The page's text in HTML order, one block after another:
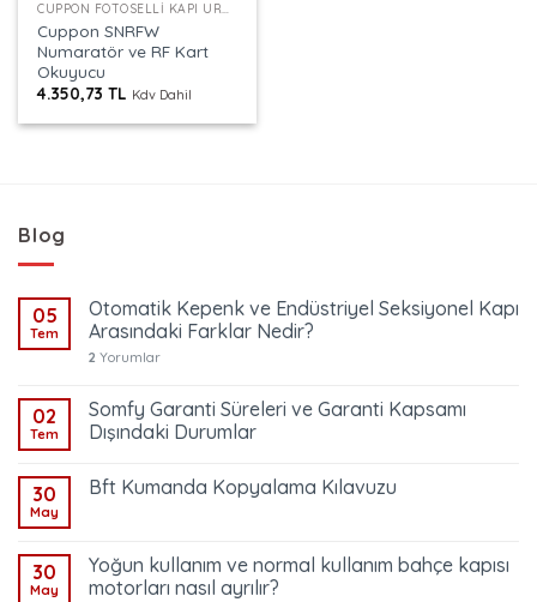
CUPPON FOTOSELLI KAPI ÜRÜNLERI
Cuppon SNRFW
Numaratör ve RF Kart
Okuyucu
4.350,73TL Kdv Dahil
Blog
05
Tem
Otomatik Kepenk ve Endüstriyel Seksiyonel Kapı
Arasındaki Farklar Nedir?
2 Yorumlar
02
Tem
Somfy Garanti Süreleri ve Garanti Kapsamı
Dışındaki Durumlar
30
May
Bft Kumanda Kopyalama Kılavuzu
30
May
Yoğun kullanım ve normal kullanım bahçe kapısı
motorları nasıl ayrılır?